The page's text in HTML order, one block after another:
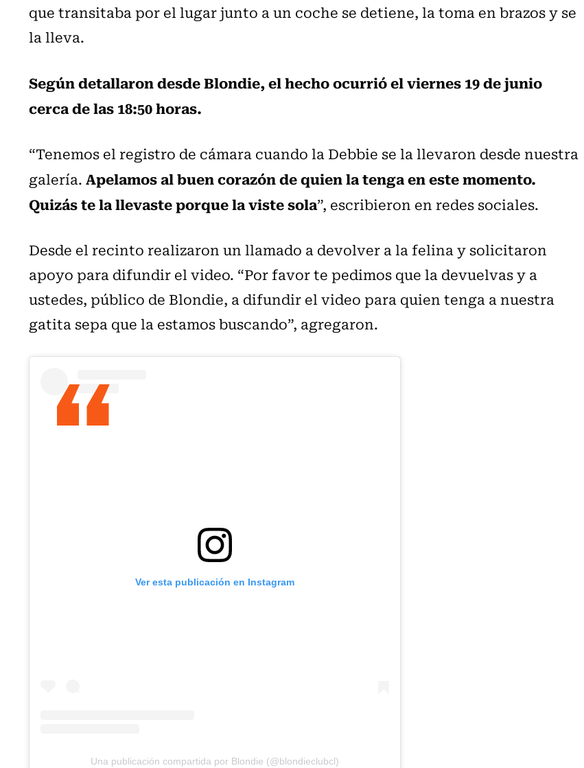
que transitaba por el lugar junto a un coche se detiene, la toma en brazos y se
la lleva.
Según detallaron desde Blondie, el hecho ocurrió el viernes 19 de junio
cerca de las 18:50 horas.
“Tenemos el registro de cámara cuando la Debbie se la llevaron desde nuestra
galería.Apelamos al buen corazón de quien la tenga en este momento.
Quizás te la llevaste porque la viste sola”, escribieron en redes sociales.
Desde el recinto realizaron un llamado a devolver a la felina y solicitaron
apoyo para difundir el video. “Por favor te pedimos que la devuelvas y a
ustedes, público de Blondie, a difundir el video para quien tenga a nuestra
gatita sepa que la estamos buscando”, agregaron.
Ver esta publicación en Instagram
Una publicación compartida por Blondie (@blondieclubcl)